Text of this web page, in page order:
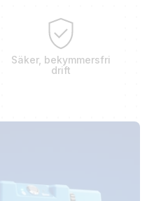
Säker, bekymmersfri
drift